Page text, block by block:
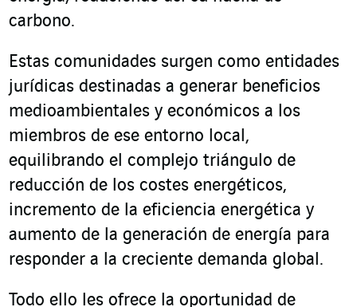
carbono.
Estas comunidades surgen como entidades
jurídicas destinadas a generar beneficios
medioambientales y económicos a los
miembros de ese entorno local,
equilibrando el complejo triángulo de
reducción de los costes energéticos,
incremento de la eficiencia energética y
aumento de la generación de energía para
responder a la creciente demanda global.
Todo ello les ofrece la oportunidad de